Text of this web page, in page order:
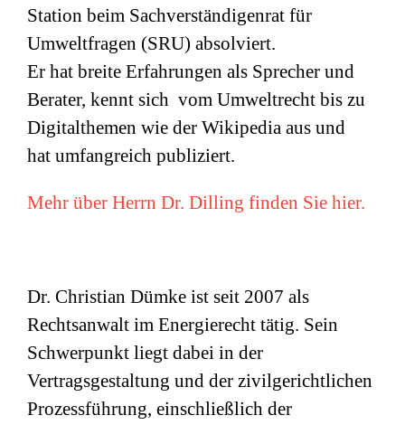
Station beim Sachverständigenrat für
Umweltfragen (SRU) absolviert.
Er hat breite Erfahrungen als Sprecher und
Berater, kennt sich vom Umweltrecht bis zu
Digitalthemen wie der Wikipedia aus und
hat umfangreich publiziert.
Mehr über Herrn Dr. Dilling finden Sie hier.
Dr. Christian Dümke ist seit 2007 als
Rechtsanwalt im Energierecht tätig. Sein
Schwerpunkt liegt dabei in der
Vertragsgestaltung und der zivilgerichtlichen
Prozessführung, einschließlich der